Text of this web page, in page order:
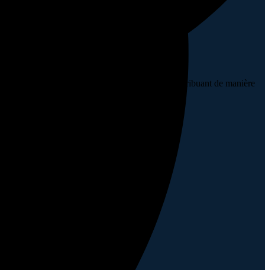
nationaux, elle joue un rôle majeur en contribuant de manière